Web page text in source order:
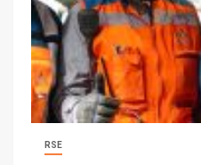
RSE
del
se
6 I+D
BHP